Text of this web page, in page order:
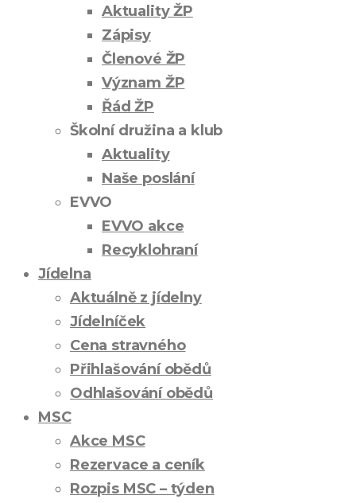
Aktuality ŽP
Zápisy
Členové ŽP
Význam ŽP
Řád ŽP
Školní družina a klub
Aktuality
Naše poslání
EVVO
EVVO akce
Recyklohraní
Jídelna
Aktuálně z jídelny
Jídelníček
Cena stravného
Přihlašování obědů
Odhlašování obědů
MSC
Akce MSC
Rezervace a ceník
Rozpis MSC – týden